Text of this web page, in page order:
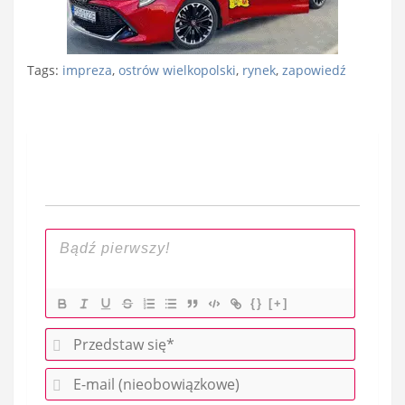
Tags: impreza, ostrów wielkopolski, rynek, zapowiedź
{} [+]
P
r
E
-